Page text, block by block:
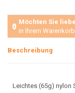
Möchten Sie
in Ihrem
Beschreibung
Leichtes (65g) nylon